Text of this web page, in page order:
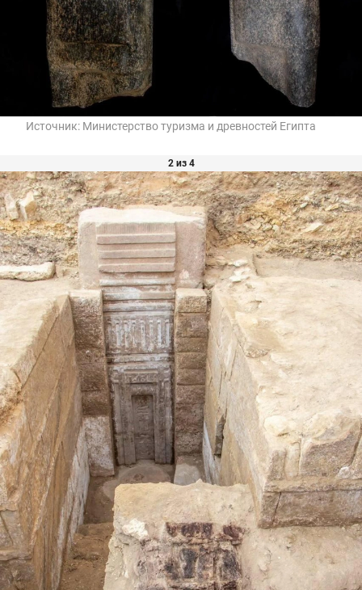
Источник: Министерство туризма и древностей Египта
2 из 4